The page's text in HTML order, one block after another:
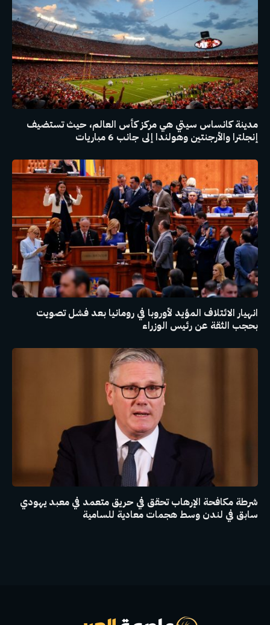
مدينة كانساس سيتي هي مركز كأس العالم، حيث تستضيف
إنجلترا والأرجنتين وهولندا إلى جانب 6 مباريات
انهيار الائتلاف المؤيد لأوروبا في رومانيا بعد فشل تصويت
بحجب الثقة عن رئيس الوزراء
شرطة مكافحة الإرهاب تحقق في حريق متعمد في معبد يهودي
سابق في لندن وسط هجمات معادية للسامية